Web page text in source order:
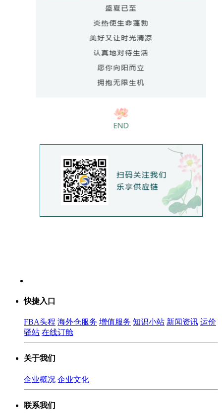
快捷入口
FBA头程 海外仓服务 增值服务 知识小站 新闻资讯 运价
驿站 在线订舱
关于我们
企业概况 企业文化
联系我们